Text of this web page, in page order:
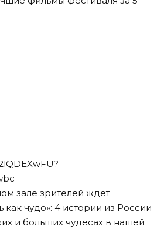
зале зрителей ждет
чудо»: 4 истории из России
и больших чудесах в нашей